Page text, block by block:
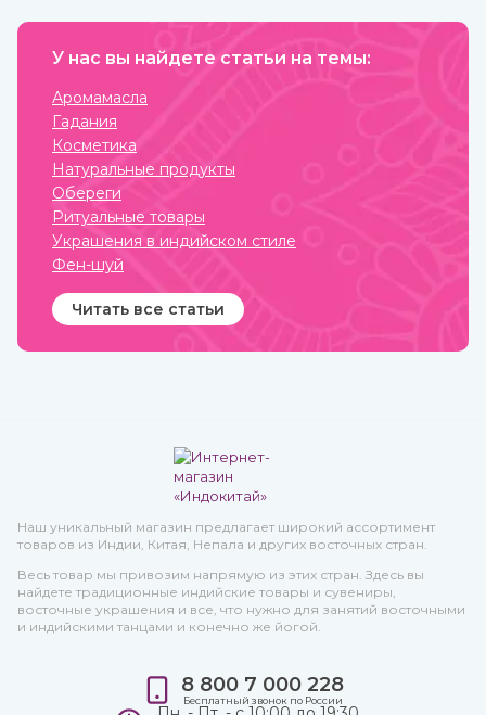
не вступает в реакцию с
пригодным в течение
оно считается одним из
самых важных, обладает
охлаждающими,
успокаивающими,
освежающими свойствами.
Купить кокосовое масло от
известных марок вы
можете в интернет-
магазине ИндоКитай.
У нас вы найдете статьи на темы:
Аромамасла
Гадания
Косметика
Натуральные продукты
Обереги
Ритуальные товары
Украшения в индийском стиле
Фен-шуй
Читать все статьи
Наш уникальный магазин предлагает широкий ассортимент
товаров из Индии, Китая, Непала и других восточных стран.
Весь товар мы привозим напрямую из этих стран. Здесь вы
найдете традиционные индийские товары и сувениры,
восточные украшения и все, что нужно для занятий восточными
и индийскими танцами и конечно же йогой.
8 800 7 000 228
Бесплатный звонок по России